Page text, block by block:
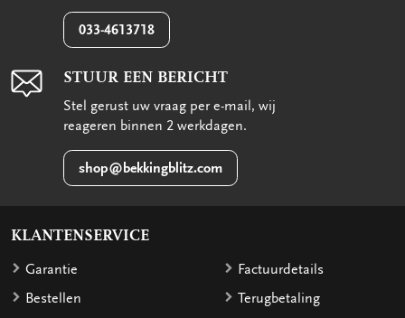
033-4613718
STUUR EEN BERICHT
Stel gerust uw vraag per e-mail, wij
reageren binnen 2 werkdagen.
shop@bekkingblitz.com
KLANTENSERVICE
Garantie
Bestellen
Factuurdetails
Terugbetaling